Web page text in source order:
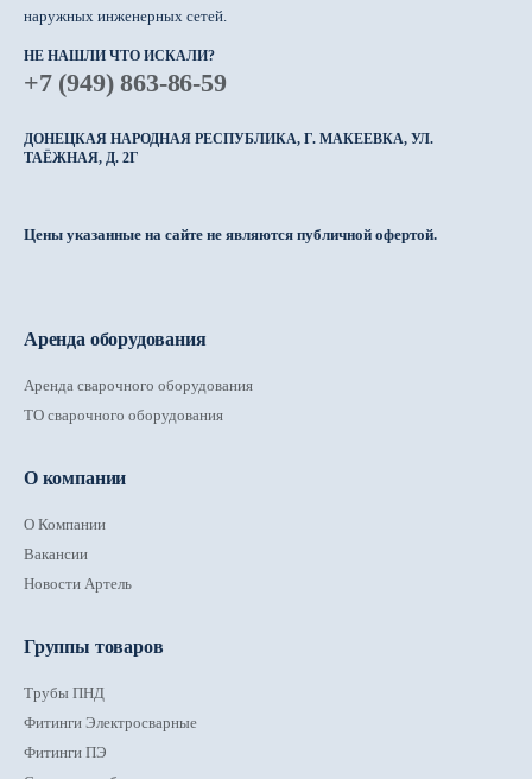
наружных инженерных сетей.
НЕ НАШЛИ ЧТО ИСКАЛИ?
+7 (949) 863-86-59
ДОНЕЦКАЯ НАРОДНАЯ РЕСПУБЛИКА, Г. МАКЕЕВКА, УЛ.
ТАЁЖНАЯ, Д. 2Г
Цены указанные на сайте не являются публичной офертой.
Аренда оборудования
Аренда сварочного оборудования
ТО сварочного оборудования
О компании
О Компании
Вакансии
Новости Артель
Группы товаров
Трубы ПНД
Фитинги Электросварные
Фитинги ПЭ